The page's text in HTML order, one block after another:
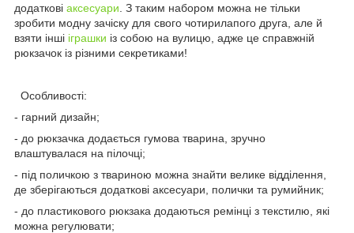
додаткові аксесуари . З таким набором можна не тільки
зробити модну зачіску для свого чотирилапого друга, але й
взяти інші іграшки із собою на вулицю, адже це справжній
рюкзачок із різними секретиками!
Особливості:
- гарний дизайн;
- до рюкзачка додається гумова тварина, зручно
влаштувалася на пілочці;
- під поличкою з твариною можна знайти велике відділення,
де зберігаються додаткові аксесуари, полички та румийник;
- до пластикового рюкзака додаються ремінці з текстилю, які
можна регулювати;